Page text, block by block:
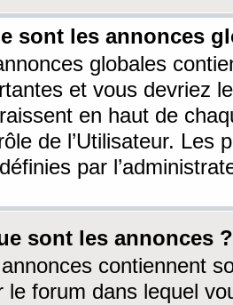
sont les annonces
globales
et vous devriez
en haut de
de l’Utilisateur. Les
par
sont les annonces ?
contiennent
le forum dans lequel